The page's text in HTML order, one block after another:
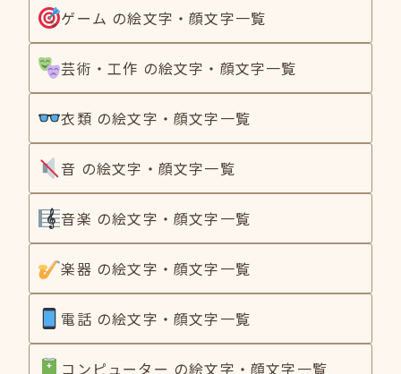
ゲーム の絵文字・顔文字一覧
芸術・工作 の絵文字・顔文字一覧
衣類 の絵文字・顔文字一覧
音 の絵文字・顔文字一覧
音楽 の絵文字・顔文字一覧
楽器 の絵文字・顔文字一覧
電話 の絵文字・顔文字一覧
コンピューター の絵文字・顔文字一覧